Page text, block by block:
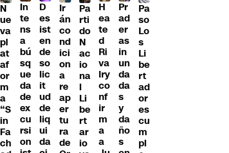
N
ue
va
pl
at
af
or
m
a
“S
in
Fa
ch
In
te
ns
a
bú
sq
ue
da
de
ex
cu
rsi
on
D
es
ist
en
de
so
lic
it
ud
de
liq
ui
da
Ir
án
co
nd
ici
on
a
re
ap
er
tu
ra
de
Pa
rti
do
N
ac
io
na
l
Li
be
rt
ar
io
H
ea
te
d
Ri
va
lry
co
nf
ir
m
a
a
Pr
ad
er
as
in
un
da
da
s
y
da
ño
s
Pa
so
Lo
s
Li
be
rt
ad
or
es
cu
m
pl